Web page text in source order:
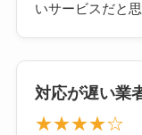
いサービスだと思
対応が遅い業
★★★★☆